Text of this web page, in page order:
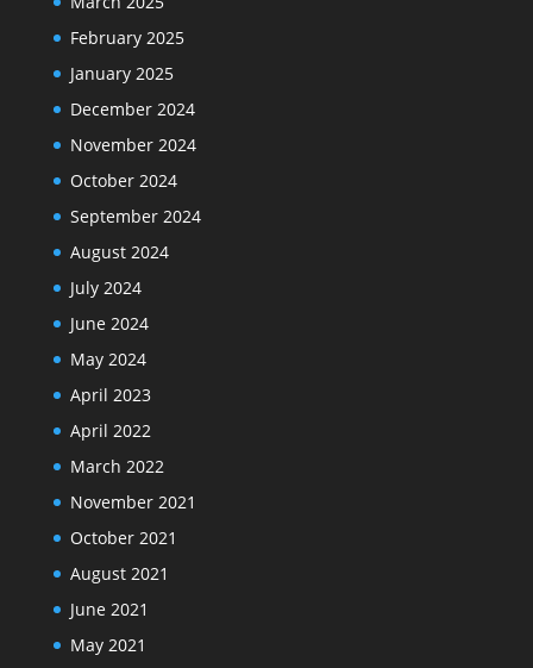
February 2025
January 2025
December 2024
November 2024
October 2024
September 2024
August 2024
July 2024
June 2024
May 2024
April 2023
April 2022
March 2022
November 2021
October 2021
August 2021
June 2021
May 2021